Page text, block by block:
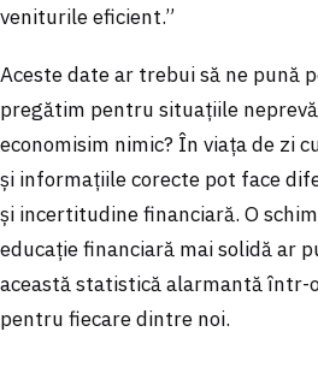
veniturile eficient.”
Aceste date ar trebui să ne pună
pregătim pentru situațiile
economisim nimic? În viața de zi
și informațiile corecte pot face
și incertitudine financiară. O
educație financiară mai solidă ar
această statistică alarmantă într-
pentru fiecare dintre noi.